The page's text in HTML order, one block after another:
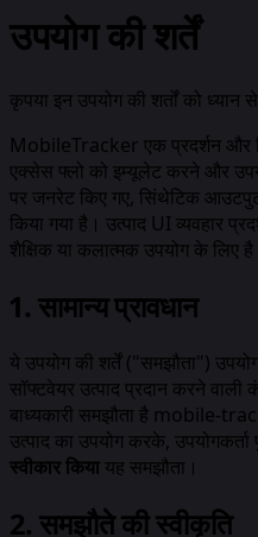
उपयोग की शर्तें
कृपया इन उपयोग की शर्तों को ध्यान
MobileTracker एक प्रदर्शन और
एक्सेस फ्लो को इम्यूलेट करने और
पर जनरेट किए गए, सिंथेटिक
किया गया है। उत्पाद UI व्यवहार
शैक्षिक या कलात्मक उपयोग के लिए
1. सामान्य प्रावधान
ये उपयोग की शर्तें ("समझौता")
सॉफ्टवेयर उत्पाद प्रदान करने
बाध्यकारी समझौता है mobile-
उत्पाद का उपयोग करके,
स्वीकार कियायह समझौता।
2. समझौते की स्वीकृति